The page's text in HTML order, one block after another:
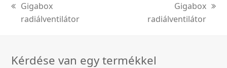
previous
post:
Gigabox
radiálventilátor
Gigabox
radiálventilátor
Kérdése van egy termékkel